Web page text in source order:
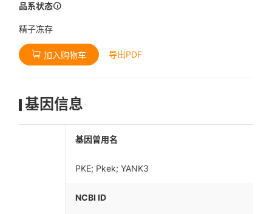
品系状态
精子冻存
加入购物车 导出PDF
基因信息
基因曾用名
PKE; Pkek; YANK3
NCBI ID